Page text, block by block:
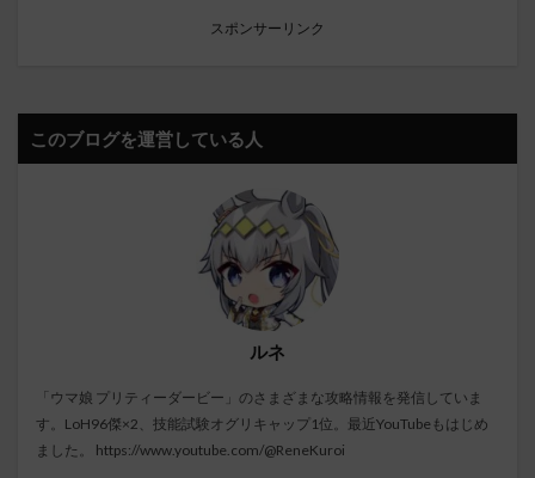
スポンサーリンク
このブログを運営している人
ルネ
「ウマ娘 プリティーダービー」のさまざまな攻略情報を発信していま
す。LoH96傑×2、技能試験オグリキャップ1位。最近YouTubeもはじめ
ました。 https://www.youtube.com/@ReneKuroi